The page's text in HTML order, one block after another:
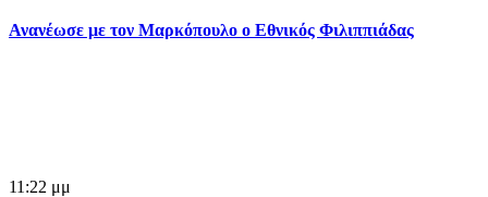
Ανανέωσε με τον Μαρκόπουλο ο Εθνικός Φιλιππιάδας
11:22 μμ